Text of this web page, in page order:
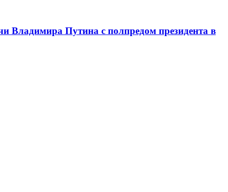
Владимира Путина с полпредом президента в